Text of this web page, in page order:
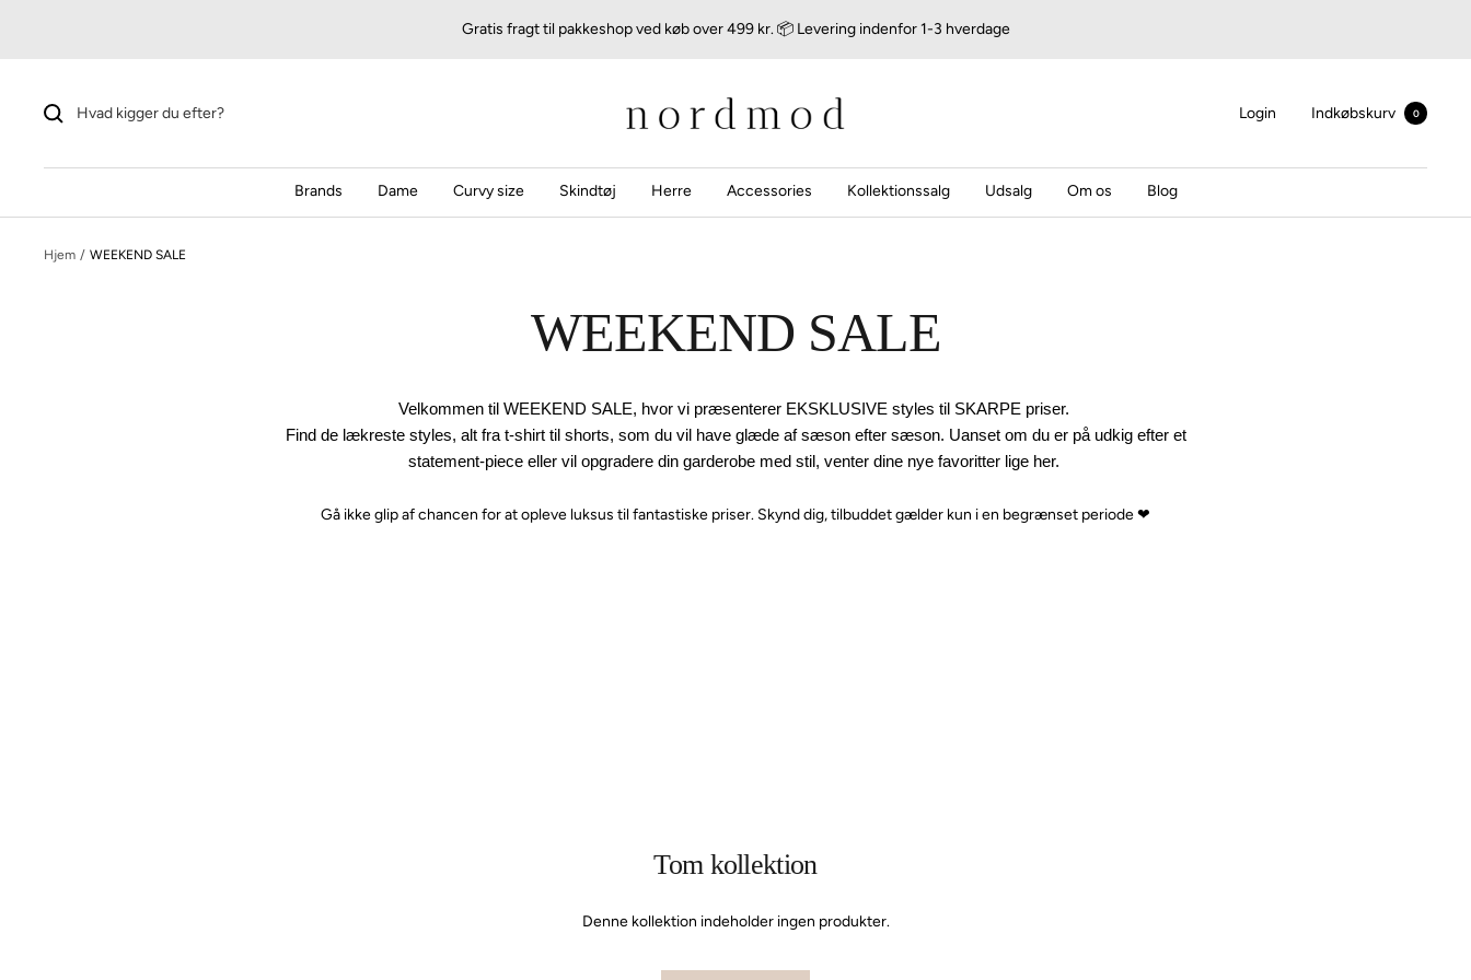
Gratis fragt til pakkeshop ved køb over 499 kr. 📦 Levering indenfor 1-3 hverdage
Login
Indkøbskurv 0
Brands Dame Curvy size Skindtøj Herre Accessories Kollektionssalg Udsalg Om os Blog
Hjem WEEKEND SALE
WEEKEND SALE
Velkommen til WEEKEND SALE, hvor vi præsenterer EKSKLUSIVE styles til SKARPE priser.
Find de lækreste styles, alt fra t-shirt til shorts, som du vil have glæde af sæson efter sæson. Uanset om du er på udkig efter et
statement-piece eller vil opgradere din garderobe med stil, venter dine nye favoritter lige her.
Gå ikke glip af chancen for at opleve luksus til fantastiske priser. Skynd dig, tilbuddet gælder kun i en begrænset periode ❤
Tom kollektion
Denne kollektion indeholder ingen produkter.